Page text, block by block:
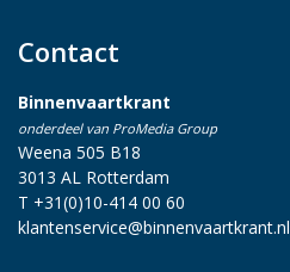
Contact
Binnenvaartkrant
onderdeel van ProMedia Group
Weena 505 B18
3013 AL Rotterdam
T +31(0)10-414 00 60
klantenservice@binnenvaartkrant.nl